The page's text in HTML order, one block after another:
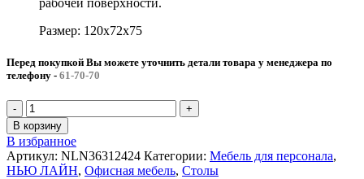
Размер: 120x72x75
Перед покупкой Вы можете уточнить детали товара у менеджера по
телефону - 61-70-70
В корзину
В избранное
Артикул: NLN36312424 Категории: Мебель для персонала,
НЬЮ ЛАЙН, Офисная мебель, Столы